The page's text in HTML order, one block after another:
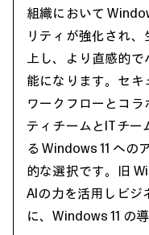
組織において
リティが強化され
上し、より直感的
能になります。セキ
ワークフローとコラ
ティチームとITチー
る Windows 11 への
的な選択です。旧
AIの力を活用しビジ
に、Windows 11 の